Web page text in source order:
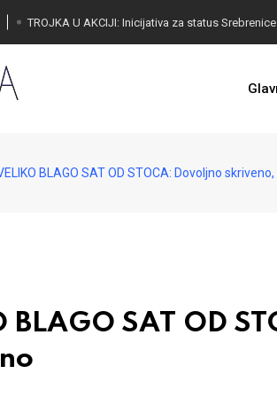
BLAGO SAT OD STOCA: Dovoljno
BLAGO SAT OD